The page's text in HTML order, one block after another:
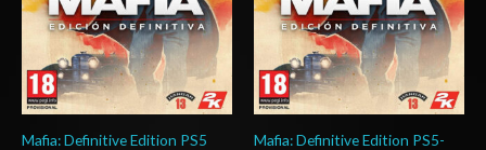
Mafia: Definitive Edition PS5 Mafia: Definitive Edition PS5-